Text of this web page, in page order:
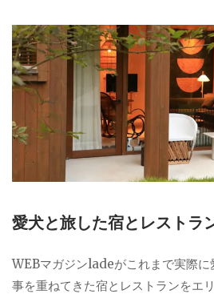
愛犬と旅した宿とレストラ
WEBマガジンladeがこれまで実際に
事を重ねてきた宿とレストランをエ